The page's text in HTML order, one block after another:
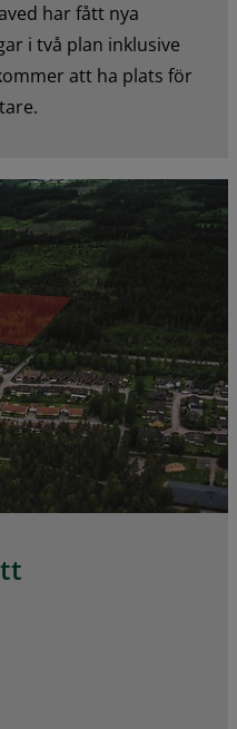
har fått nya
i två plan inklusive
att ha plats för